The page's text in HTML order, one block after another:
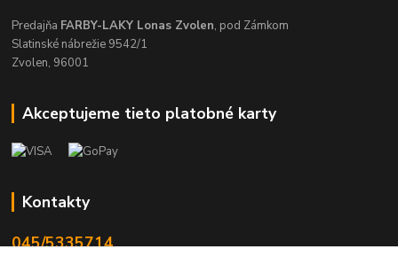
Predajňa FARBY-LAKY Lonas Zvolen, pod Zámkom
Slatinské nábrežie 9542/1
Zvolen, 96001
Akceptujeme tieto platobné karty
Kontakty
045/5335714